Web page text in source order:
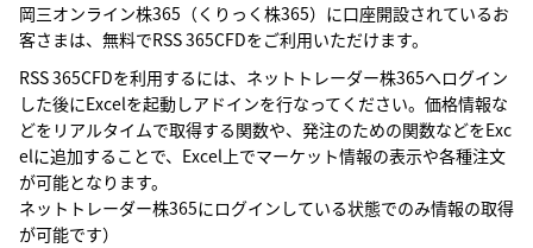
岡三オンライン株365（くりっく株365）に口座開設されているお
客さまは、無料でRSS 365CFDをご利用いただけます。
RSS 365CFDを利用するには、ネットトレーダー株365へログイン
した後にExcelを起動しアドインを行なってください。価格情報な
どをリアルタイムで取得する関数や、発注のための関数などをExc
elに追加することで、Excel上でマーケット情報の表示や各種注文
が可能となります。
ネットトレーダー株365にログインしている状態でのみ情報の取得
が可能です）